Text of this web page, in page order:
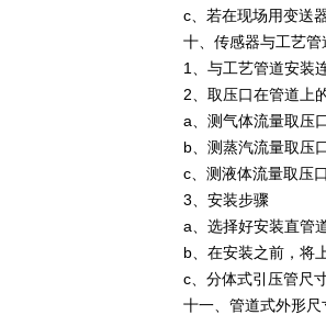
c、若在现场用变送
十、传感器与工艺
1、与工艺管道安装
2、取压口在管道上
a、测气体流量取压
b、测蒸汽流量取压
c、测液体流量取压
3、安装步骤
a、选择好安装直管
b、在安装之前，将
c、分体式引压管尺
十一、管道式外形